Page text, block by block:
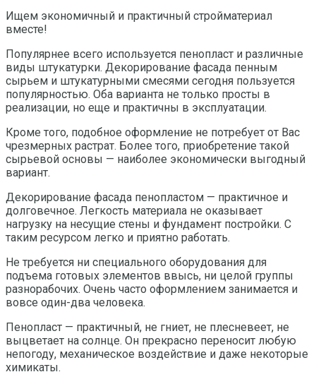
Ищем экономичный и практичный стройматериал
вместе!
Популярнее всего используется пенопласт и различные
виды штукатурки. Декорирование фасада пенным
сырьем и штукатурными смесями сегодня пользуется
популярностью. Оба варианта не только просты в
реализации, но еще и практичны в эксплуатации.
Кроме того, подобное оформление не потребует от Вас
чрезмерных растрат. Более того, приобретение такой
сырьевой основы — наиболее экономически выгодный
вариант.
Декорирование фасада пенопластом — практичное и
долговечное. Легкость материала не оказывает
нагрузку на несущие стены и фундамент постройки. С
таким ресурсом легко и приятно работать.
Не требуется ни специального оборудования для
подъема готовых элементов ввысь, ни целой группы
разнорабочих. Очень часто оформлением занимается и
вовсе один-два человека.
Пенопласт — практичный, не гниет, не плесневеет, не
выцветает на солнце. Он прекрасно переносит любую
непогоду, механическое воздействие и даже некоторые
химикаты.